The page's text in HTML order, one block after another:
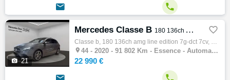
 
 21
Mercedes Classe B 180 136ch AMG Line Edition 7G-DCT 7cv 
Classe b, 180 136ch amg line edition 7g-dct 7cv, Monospace, 06/2020, 136ch, 7cv, 91802 km, 5 portes, 5 places, Clim. auto, Essence, Boite d…
 44 - 2020 - 91 802 Km - Essence - Automatique - Monospace
22 990 €
 